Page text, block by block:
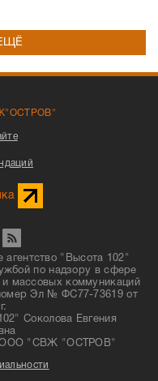
"Высота 102"
по надзору в сфере
массовых коммуникаций
Эл № ФС77-73619 от
Соколова Евгения
- ООО "СВЖ "ОСТРОВ"